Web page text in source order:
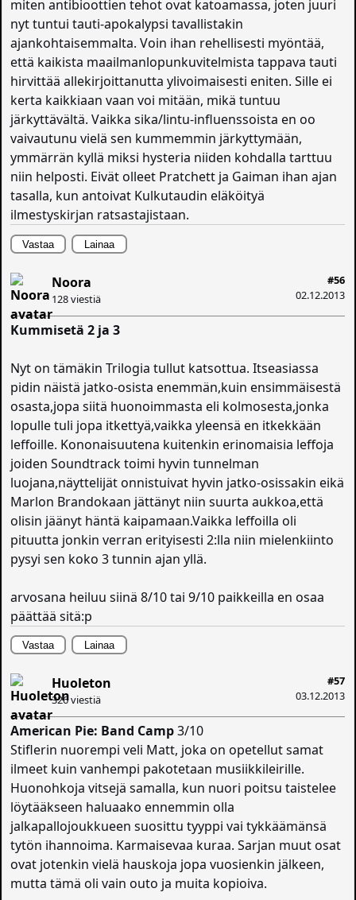
miten antibioottien tehot ovat katoamassa, joten juuri
nyt tuntui tauti-apokalypsi tavallistakin
ajankohtaisemmalta. Voin ihan rehellisesti myöntää,
että kaikista maailmanlopunkuvitelmista tappava tauti
hirvittää allekirjoittanutta ylivoimaisesti eniten. Sille ei
kerta kaikkiaan vaan voi mitään, mikä tuntuu
järkyttävältä. Vaikka sika/lintu-influenssoista en oo
vaivautunu vielä sen kummemmin järkyttymään,
ymmärrän kyllä miksi hysteria niiden kohdalla tarttuu
niin helposti. Eivät olleet Pratchett ja Gaiman ihan ajan
tasalla, kun antoivat Kulkutaudin eläköityä
ilmestyskirjan ratsastajistaan.
Vastaa Lainaa
#56
02.12.2013
Noora
128 viestiä
Kummisetä 2 ja 3
Nyt on tämäkin Trilogia tullut katsottua. Itseasiassa
pidin näistä jatko-osista enemmän,kuin ensimmäisestä
osasta,jopa siitä huonoimmasta eli kolmosesta,jonka
lopulle tuli jopa itkettyä,vaikka yleensä en itkekkään
leffoille. Kononaisuutena kuitenkin erinomaisia leffoja
joiden Soundtrack toimi hyvin tunnelman
luojana,näyttelijät onnistuivat hyvin jatko-osissakin eikä
Marlon Brandokaan jättänyt niin suurta aukkoa,että
olisin jäänyt häntä kaipamaan.Vaikka leffoilla oli
pituutta jonkin verran erityisesti 2:lla niin mielenkiinto
pysyi sen koko 3 tunnin ajan yllä.
arvosana heiluu siinä 8/10 tai 9/10 paikkeilla en osaa
päättää sitä:p
Vastaa Lainaa
#57
03.12.2013
Huoleton
326 viestiä
American Pie: Band Camp3/10
Stiflerin nuorempi veli Matt, joka on opetellut samat
ilmeet kuin vanhempi pakotetaan musiikkileirille.
Huonohkoja vitsejä samalla, kun nuori poitsu taistelee
löytääkseen haluaako ennemmin olla
jalkapallojoukkueen suosittu tyyppi vai tykkäämänsä
tytön ihannoima. Karmaisevaa kuraa. Sarjan muut osat
ovat jotenkin vielä hauskoja jopa vuosienkin jälkeen,
mutta tämä oli vain outo ja muita kopioiva.